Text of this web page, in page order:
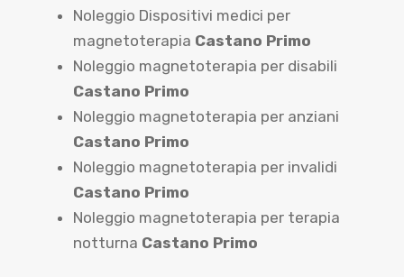
Noleggio Dispositivi medici per
magnetoterapia Castano Primo
Noleggio magnetoterapia per disabili
Castano Primo
Noleggio magnetoterapia per anziani
Castano Primo
Noleggio magnetoterapia per invalidi
Castano Primo
Noleggio magnetoterapia per terapia
notturna Castano Primo